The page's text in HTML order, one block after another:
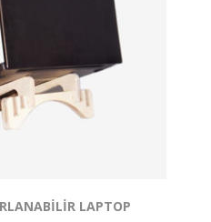
LAPTOP